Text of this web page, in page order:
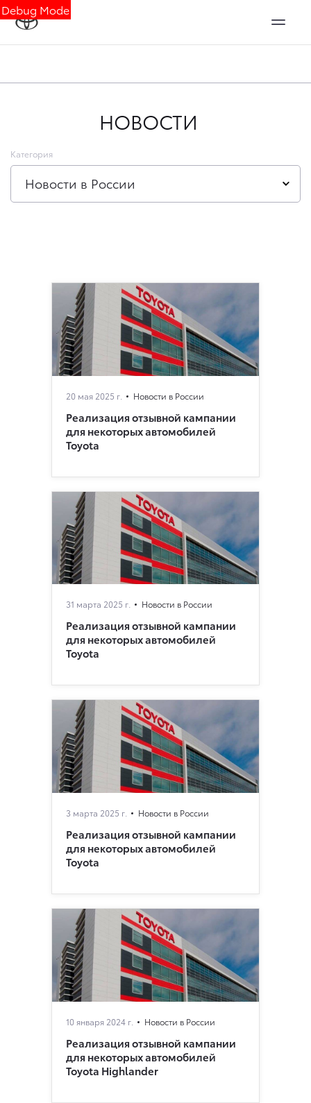
Debug Mode
НОВОСТИ
Категория
Новости в России
20 мая 2025 г. Новости в России
Реализация отзывной кампании
для некоторых автомобилей
Toyota
31 марта 2025 г. Новости в России
Реализация отзывной кампании
для некоторых автомобилей
Toyota
3 марта 2025 г. Новости в России
Реализация отзывной кампании
для некоторых автомобилей
Toyota
10 января 2024 г. Новости в России
Реализация отзывной кампании
для некоторых автомобилей
Toyota Highlander